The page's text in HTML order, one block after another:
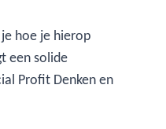
hoe je hierop
een solide
Profit Denken en
van jullie
maken van